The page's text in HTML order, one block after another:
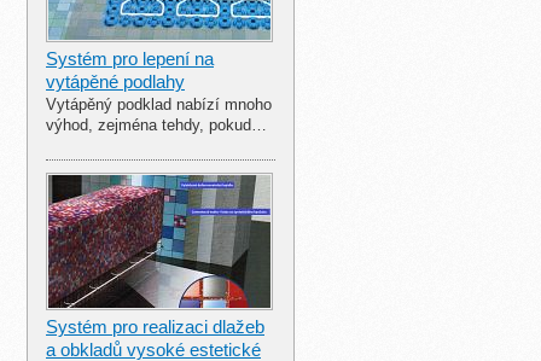
Systém pro lepení na
vytápěné podlahy
Vytápěný podklad nabízí mnoho
výhod, zejména tehdy, pokud…
Systém pro realizaci dlažeb
a obkladů vysoké estetické